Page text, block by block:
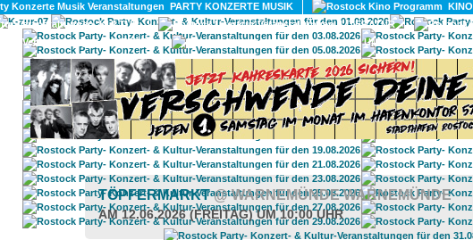
PARTY KONZERTE MUSIK KINO
KULTUR
LITERATUR
DIVERSES
UMLAND
TÖPFERMARKT@ WARNEMÜNDE WARNEMÜNDE
AM 12.06.2026 (FREITAG) UM 10:00 UHR